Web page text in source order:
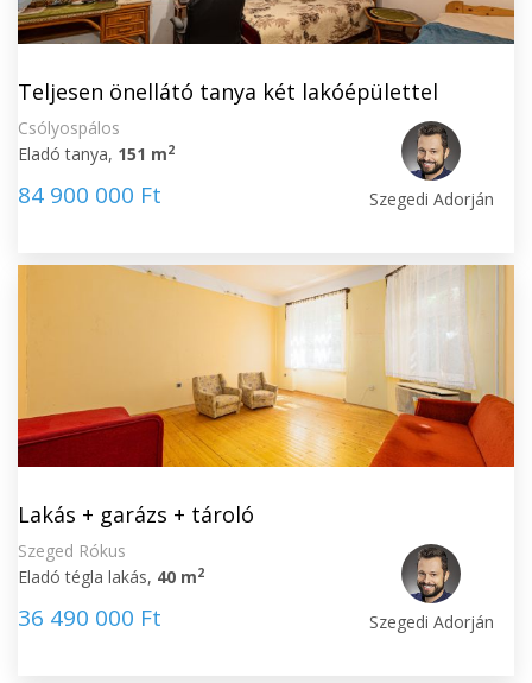
Teljesen önellátó tanya két lakóépülettel
Csólyospálos
Eladó tanya, 151 m2
84 900 000 Ft Szegedi Adorján
Lakás + garázs + tároló
Szeged Rókus
Eladó tégla lakás, 40 m2
36 490 000 Ft Szegedi Adorján